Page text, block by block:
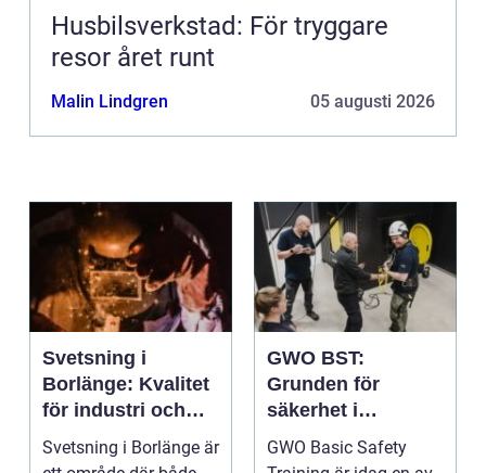
Husbilsverkstad: För tryggare
resor året runt
Malin Lindgren 05 augusti 2026
Svetsning i
Borlänge: Kvalitet
för industri och
konstruktion
Svetsning i Borlänge är
GWO BST:
Grunden för
säkerhet i
vindkraftsbransch
en
GWO Basic Safety